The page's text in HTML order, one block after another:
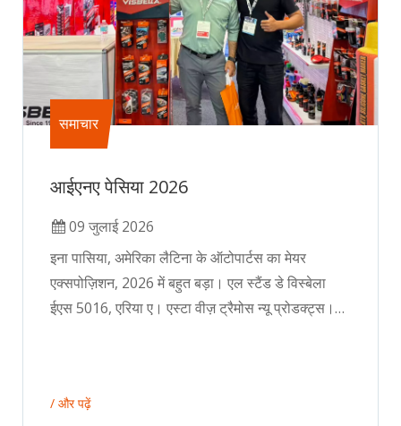
समाचार
आईएनए पेसिया 2026
09 जुलाई 2026
इना पासिया, अमेरिका लैटिना के ऑटोपार्टस का मेयर
एक्सपोज़िशन, 2026 में बहुत बड़ा। एल स्टैंड डे विस्बेला
ईएस 5016, एरिया ए। एस्टा वीज़ ट्रैमोस न्यू प्रोडक्ट्स।
/ और पढ़ें